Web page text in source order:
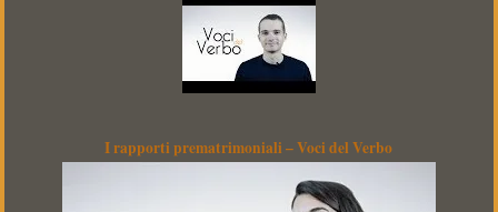
I rapporti prematrimoniali – Voci del Verbo